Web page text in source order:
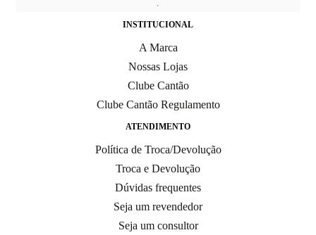
INSTITUCIONAL
A Marca
Nossas Lojas
Clube Cantão
Clube Cantão Regulamento
ATENDIMENTO
Política de Troca/Devolução
Troca e Devolução
Dúvidas frequentes
Seja um revendedor
Seja um consultor